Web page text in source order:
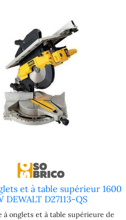
•
pour
onglets
socle de
(montable
totale
• Hauteur
les pièces
99 cm •
permettant une
rapide aux
maximum, la
une longueur de
compacte ( 1700 ×
mm) pour un
et à table supérieur 1600
DEWALT D27113-QS
à onglets et à table supérieure de